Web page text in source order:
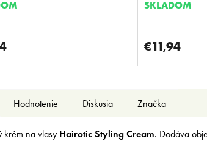
SKLADOM
€11,94
Hodnotenie Diskusia Značka
krém na vlasy Hairotic Styling Cream. Dodáva